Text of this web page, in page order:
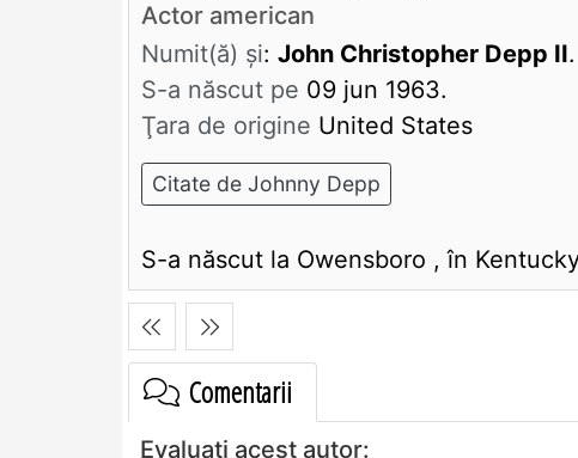
Actor american
Numit(ă) și: John Christopher Depp II.
S-a născut pe 09 jun 1963.
Ţara de origine United States
Citate de Johnny Depp
S-a născut la Owensboro , în
Comentarii
Evaluați acest autor: